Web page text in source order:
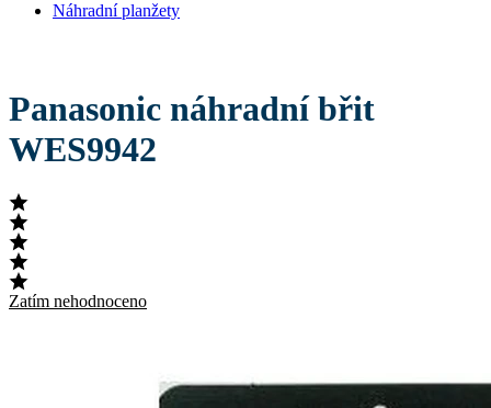
Náhradní planžety
Panasonic náhradní břit
WES9942
Zatím nehodnoceno